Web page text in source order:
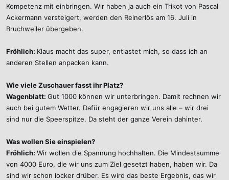
Kompetenz mit einbringen. Wir haben ja auch ein Trikot von Pascal
Ackermann versteigert, werden den Reinerlös am 16. Juli in
Bruchweiler übergeben.
Fröhlich: Klaus macht das super, entlastet mich, so dass ich an
anderen Stellen anpacken kann.
Wie viele Zuschauer fasst ihr Platz?
Wagenblatt: Gut 1000 können wir unterbringen. Damit rechnen wir
auch bei gutem Wetter. Dafür engagieren wir uns alle – wir drei
sind nur die Speerspitze. Da steht der ganze Verein dahinter.
Was wollen Sie einspielen?
Fröhlich: Wir wollen die Spannung hochhalten. Die Mindestsumme
von 4000 Euro, die wir uns zum Ziel gesetzt haben, haben wir. Da
sind wir schon locker drüber. Es wird das beste Ergebnis, das wir